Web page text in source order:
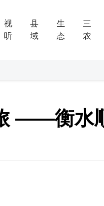
视
听
县
域
生
态
三
农
——衡水